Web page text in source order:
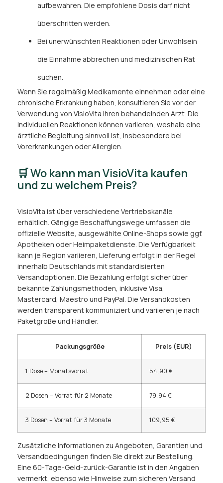
aufbewahren. Die empfohlene Dosis darf nicht
überschritten werden.
Bei unerwünschten Reaktionen oder Unwohlsein
die Einnahme abbrechen und medizinischen Rat
suchen.
Wenn Sie regelmäßig Medikamente einnehmen oder eine
chronische Erkrankung haben, konsultieren Sie vor der
Verwendung von VisioVita Ihren behandelnden Arzt. Die
individuellen Reaktionen können variieren, weshalb eine
ärztliche Begleitung sinnvoll ist, insbesondere bei
Vorerkrankungen oder Allergien.
🛒 Wo kann man VisioVita kaufen
und zu welchem Preis?
VisioVita ist über verschiedene Vertriebskanäle
erhältlich. Gängige Beschaffungswege umfassen die
offizielle Website, ausgewählte Online-Shops sowie ggf.
Apotheken oder Heimpaketdienste. Die Verfügbarkeit
kann je Region variieren, Lieferung erfolgt in der Regel
innerhalb Deutschlands mit standardisierten
Versandoptionen. Die Bezahlung erfolgt sicher über
bekannte Zahlungsmethoden, inklusive Visa,
Mastercard, Maestro und PayPal. Die Versandkosten
werden transparent kommuniziert und variieren je nach
Paketgröße und Händler.
Packungsgröße Preis (EUR)
1 Dose – Monatsvorrat 54,90 €
2 Dosen – Vorrat für 2 Monate 79,94 €
3 Dosen – Vorrat für 3 Monate 109,95 €
Zusätzliche Informationen zu Angeboten, Garantien und
Versandbedingungen finden Sie direkt zur Bestellung.
Eine 60-Tage-Geld-zurück-Garantie ist in den Angaben
vermerkt, ebenso wie Hinweise zum sicheren Versand